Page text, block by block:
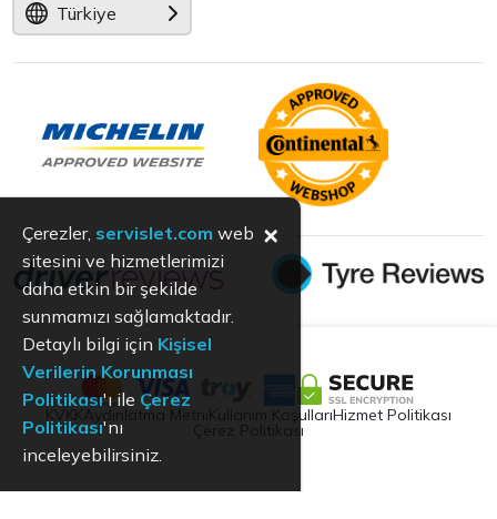
Türkiye
Aydınlatma Metni Kullanım KoşullarıHizmet Politikası
Çerez Politikası
Çerezler, servislet.com web
sitesini ve hizmetlerimizi
daha etkin bir şekilde
sunmamızı sağlamaktadır.
Detaylı bilgi için Kişisel
Verilerin Korunması
Politikası'ı ile Çerez
Politikası'nı
inceleyebilirsiniz.
×